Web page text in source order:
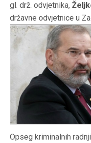
gl. drž. odvjetnika,
državne odvjetnice u
Opseg kriminalnih